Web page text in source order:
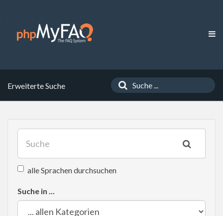
Erweiterte Suche
alle Sprachen durchsuchen
Suche in ...